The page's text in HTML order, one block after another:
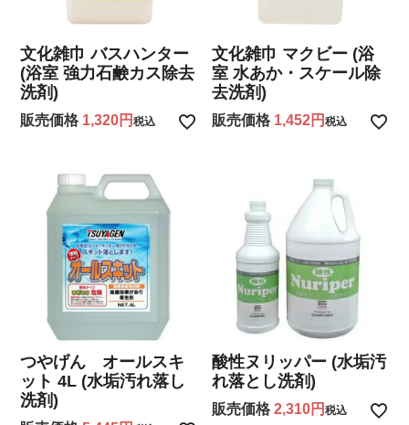
文化雑巾 バスハンター
(浴室 強力石鹸カス除去
洗剤)
販売価格 1,320 税込
文化雑巾 マクビー (浴
室 水あか・スケール除
去洗剤)
販売価格 1,452 税込
つやげん オールスキ
ット 4L (水垢汚れ落し
洗剤)
酸性ヌリッパー (水垢汚
れ落とし洗剤)
販売価格 2,310 税込